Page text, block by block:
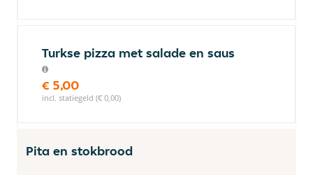
Turkse pizza met salade en saus
€ 5,00
incl. statiegeld (€ 0,00)
Pita en stokbrood